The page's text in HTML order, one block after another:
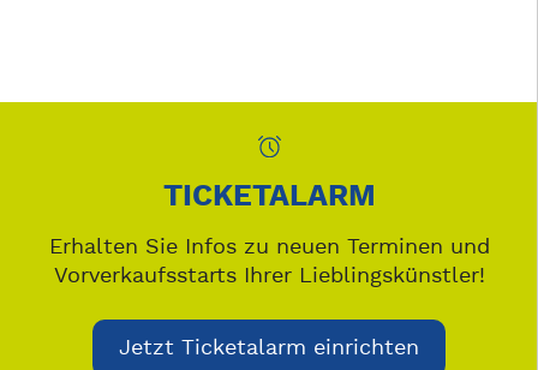
TICKETALARM
Erhalten Sie Infos zu neuen Terminen und
Vorverkaufsstarts Ihrer Lieblingskünstler!
Jetzt Ticketalarm einrichten